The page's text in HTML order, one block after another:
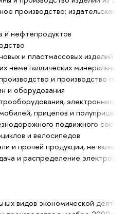
издательская и
нефтепродуктов
и пластмассовых изделий
минеральных
и производство
оборудования
электронного и
прицепов и полуприцепов
подвижного
и велосипедов
прочей продукции, не
и распределение
видов экономической